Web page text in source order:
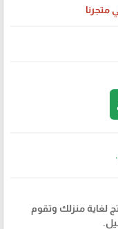
متجرنا
لغاية منزلك وتقوم